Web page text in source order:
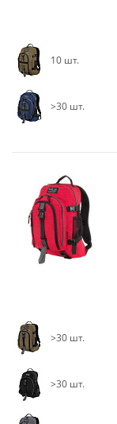
10 шт.
>30 шт.
>30 шт.
>30 шт.